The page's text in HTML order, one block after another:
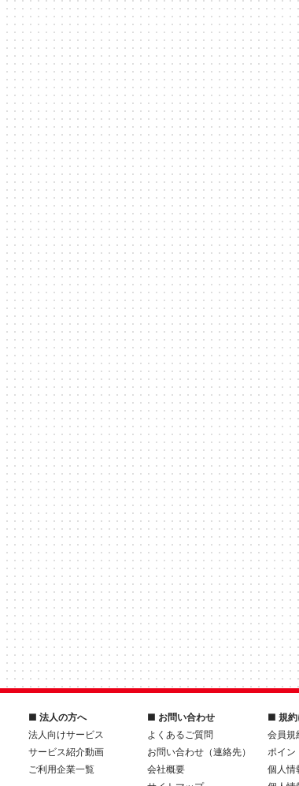
■ 法人の方へ
法人向けサービス
サービス紹介動画
ご利用企業一覧
■ お問い合わせ
よくあるご質問
お問い合わせ（連絡先）
会社概要
■ 規約
会員規
ポイン
個人情